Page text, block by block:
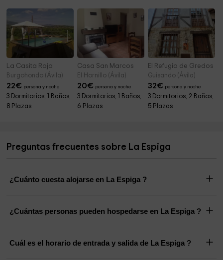
La Casita Roja
Burgohondo (Ávila)
22€ persona y noche
3 Dormitorios, 1 Baños,
8 Plazas
Casa San Marcos
El Hornillo (Ávila)
20€ persona y noche
3 Dormitorios, 1 Baños,
6 Plazas
El Refugio de Gredos
Guisando (Ávila)
32€ persona y noche
3 Dormitorios, 2 Baños,
5 Plazas
Preguntas frecuentes sobre La Espiga
¿Cuánto cuesta alojarse en La Espiga ?
¿Cuántas personas pueden hospedarse en La Espiga ?
Cuál es el horario de entrada y salida de La Espiga ?